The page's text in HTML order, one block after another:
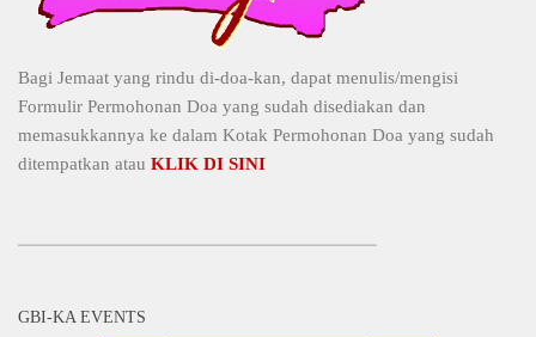
Bagi Jemaat yang rindu di-doa-kan, dapat menulis/mengisi
Formulir Permohonan Doa yang sudah disediakan dan
memasukkannya ke dalam Kotak Permohonan Doa yang sudah
ditempatkan atau KLIK DI SINI
GBI-KA EVENTS